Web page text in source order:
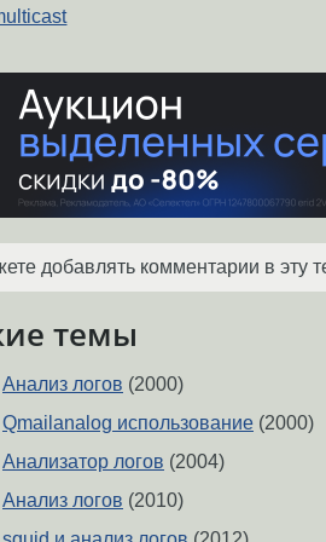
добавлять комментарии в эту
темы
Анализ логов (2000)
Qmailanalog использование (2000)
Анализатор логов (2004)
Анализ логов (2010)